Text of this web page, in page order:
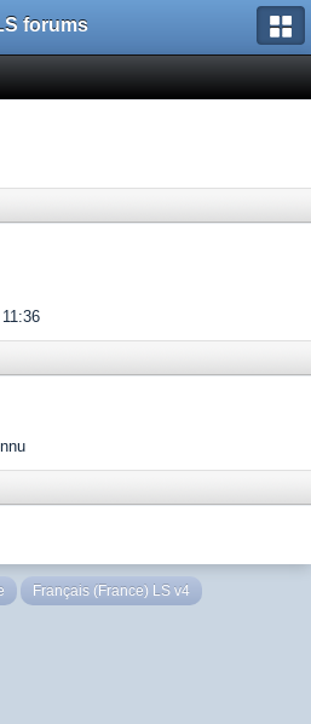
forums
Français (France) LS v4